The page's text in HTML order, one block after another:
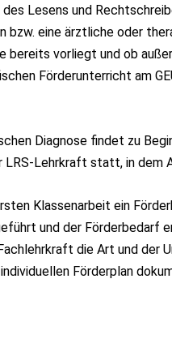
Lesens und
eine ärztliche oder
bereits vorliegt und ob
Förderunterricht am
Diagnose findet zu
Lehrkraft statt, in dem
Klassenarbeit ein
und der Förderbedarf
die Art und der
Förderplan